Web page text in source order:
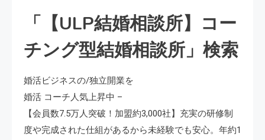
「【ULP結婚相談所】コー
チング型結婚相談所」検索
婚活ビジネスの/独立開業を
婚活 コーチ人気上昇中 –
【会員数7.5万人突破！加盟約3,000社】充実の研修制
度や完成された仕組があるから未経験でも安心。年約1